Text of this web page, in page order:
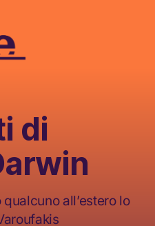
di
all’estero lo